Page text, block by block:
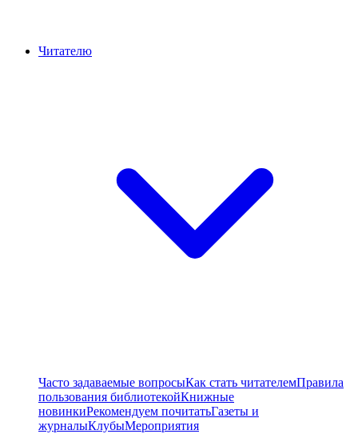
Читателю
Часто задаваемые вопросыКак стать читателемПравила
пользования библиотекойКнижные
новинкиРекомендуем почитатьГазеты и
журналыКлубыМероприятия